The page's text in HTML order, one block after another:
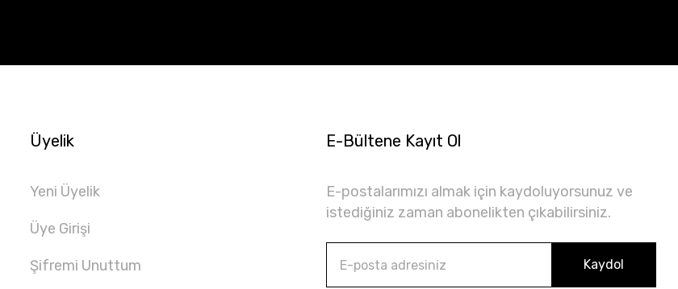
Üyelik
Yeni Üyelik
Üye Girişi
Şifremi Unuttum
E-Bültene Kayıt Ol
E-postalarımızı almak için kaydoluyorsunuz ve
istediğiniz zaman abonelikten çıkabilirsiniz.
Kaydol